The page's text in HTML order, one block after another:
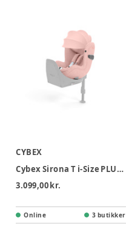
CYBEX
Cybex Sirona T i-Size PLUS Autostol - Peach Pink
3.099,00 kr.
Online 3 butikker